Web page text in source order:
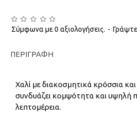
Σύμφωνα με 0 αξιολογήσεις. - Γράψτε
ΠΕΡΙΓΡΑΦΉ
Χαλί με διακοσμητικά κρόσσια
συνδυάζει κομψότητα και υψηλή
λεπτομέρεια.